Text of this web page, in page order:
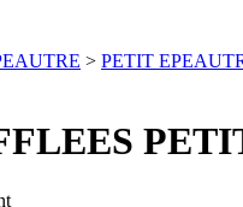
> PETIT